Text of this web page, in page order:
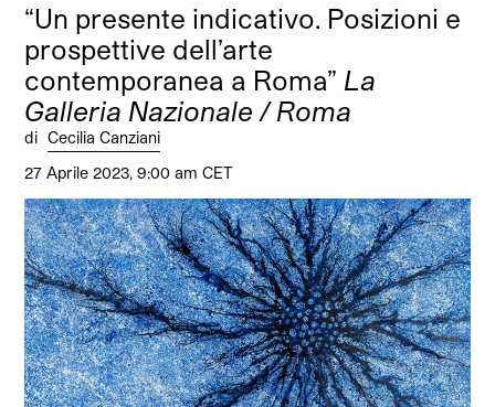
“Un presente indicativo. Posizioni e
prospettive dell’arte
contemporanea a Roma” La
Galleria Nazionale / Roma
di Cecilia Canziani
27 Aprile 2023, 9:00 am CET